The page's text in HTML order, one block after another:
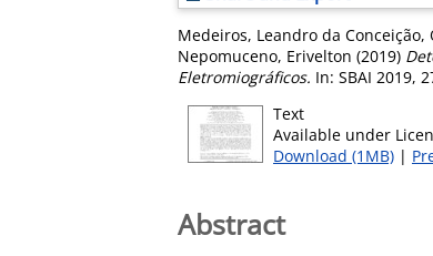
Medeiros, Leandro da Conceição,
Nepomuceno, Erivelton (2019)
Eletromiográficos. In: SBAI 2019,
Text
Available under
Download (1MB) |
Abstract